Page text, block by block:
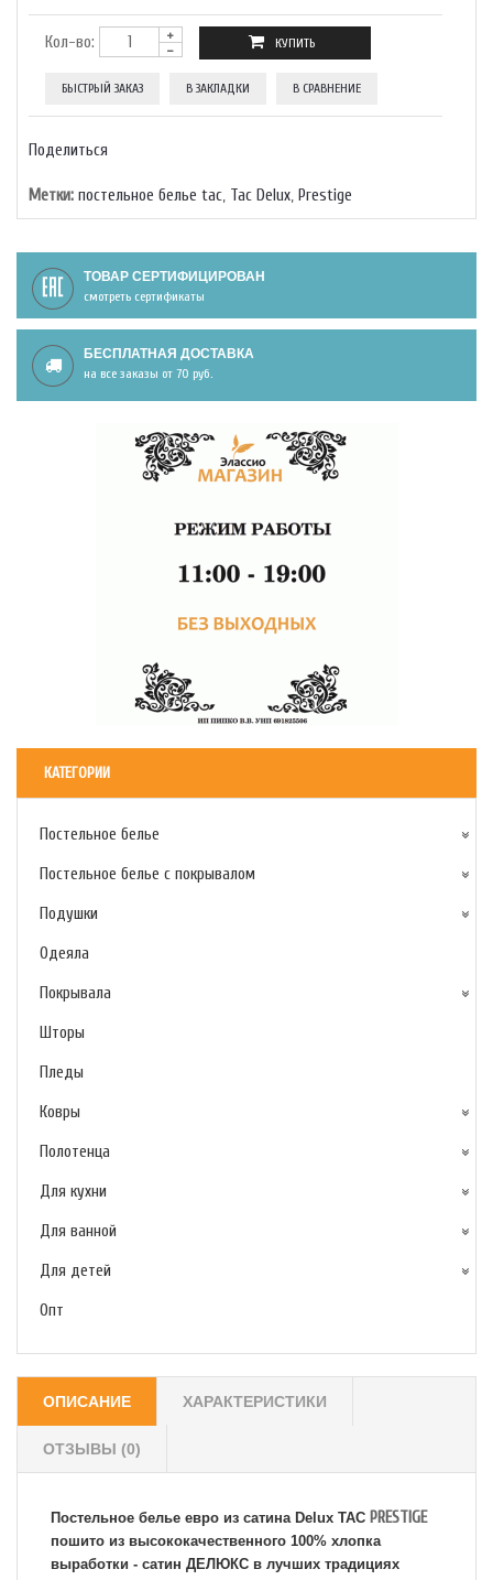
Кол-во:
БЫСТРЫЙ ЗАКАЗ В ЗАКЛАДКИ В СРАВНЕНИЕ
Поделиться
Метки: постельное белье tac, Тас Delux, Prestige
ТОВАР СЕРТИФИЦИРОВАН
смотреть сертификаты
БЕСПЛАТНАЯ ДОСТАВКА
на все заказы от 70 руб.
КАТЕГОРИИ
Постельное белье
Постельное белье с покрывалом
Подушки
Одеяла
Покрывала
Шторы
Пледы
Ковры
Полотенца
Для кухни
Для ванной
Для детей
Опт
ОПИСАНИЕ ХАРАКТЕРИСТИКИ
ОТЗЫВЫ (0)
Постельное белье евро из сатина Delux TAC PRESTIGE
пошито из высококачественного 100% хлопка
выработки - сатин ДЕЛЮКС в лучших традициях